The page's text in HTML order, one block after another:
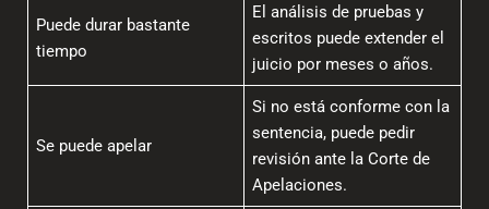
Puede durar bastante
tiempo
El análisis de pruebas y
escritos puede extender el
juicio por meses o años.
Se puede apelar
Si no está conforme con la
sentencia, puede pedir
revisión ante la Corte de
Apelaciones.